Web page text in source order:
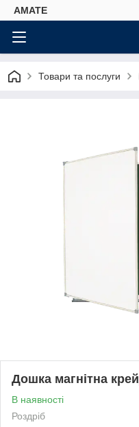
AMATE
Товари та послуги
Дошка магнітна
В наявності
Роздріб